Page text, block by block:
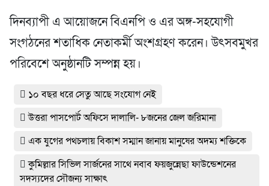
দিনব্যাপী এ আয়োজনে বিএনপি ও এর অঙ্গ-সহযোগী
সংগঠনের শতাধিক নেতাকর্মী অংশগ্রহণ করেন। উৎসবমুখর
পরিবেশে অনুষ্ঠানটি সম্পন্ন হয়।
১০ বছর ধরে সেতু আছে সংযোগ নেই
উত্তরা পাসপোর্ট অফিসে দালালি- ৮জনের জেল জরিমানা
এক যুগের পথচলায় বিকাশ সম্মান জানায় মানুষের অদম্য শক্তিকে
কুমিল্লার সিভিল সার্জনের সাথে নবাব ফয়জুন্নেছা ফাউন্ডেশনের
সদস্যদের সৌজন্য সাক্ষাৎ